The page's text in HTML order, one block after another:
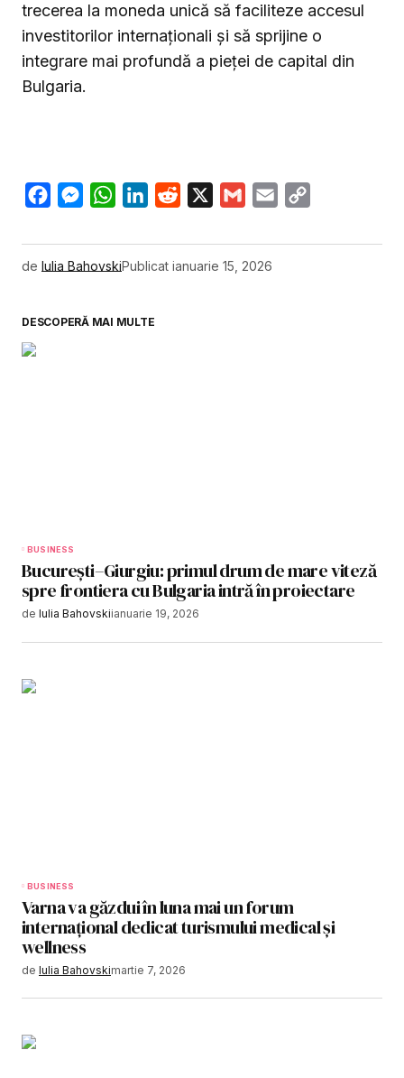
trecerea la moneda unică să faciliteze accesul
investitorilor internaționali și să sprijine o
integrare mai profundă a pieței de capital din
Bulgaria.
FacebookMessenger
WhatsAppLinkedIn
Reddit Gmail Email
de Iulia BahovskiPublicat ianuarie 15, 2026
DESCOPERĂ MAI MULTE
BUSINESS
București–Giurgiu: primul drum de mare viteză
spre frontiera cu Bulgaria intră în proiectare
de Iulia Bahovskiianuarie 19, 2026
BUSINESS
Varna va găzdui în luna mai un forum
internațional dedicat turismului medical și
wellness
de Iulia Bahovskimartie 7, 2026